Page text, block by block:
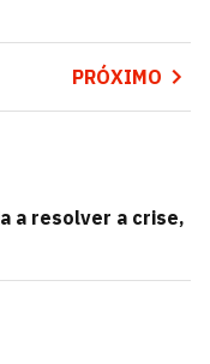
PRÓXIMO
a resolver a crise,